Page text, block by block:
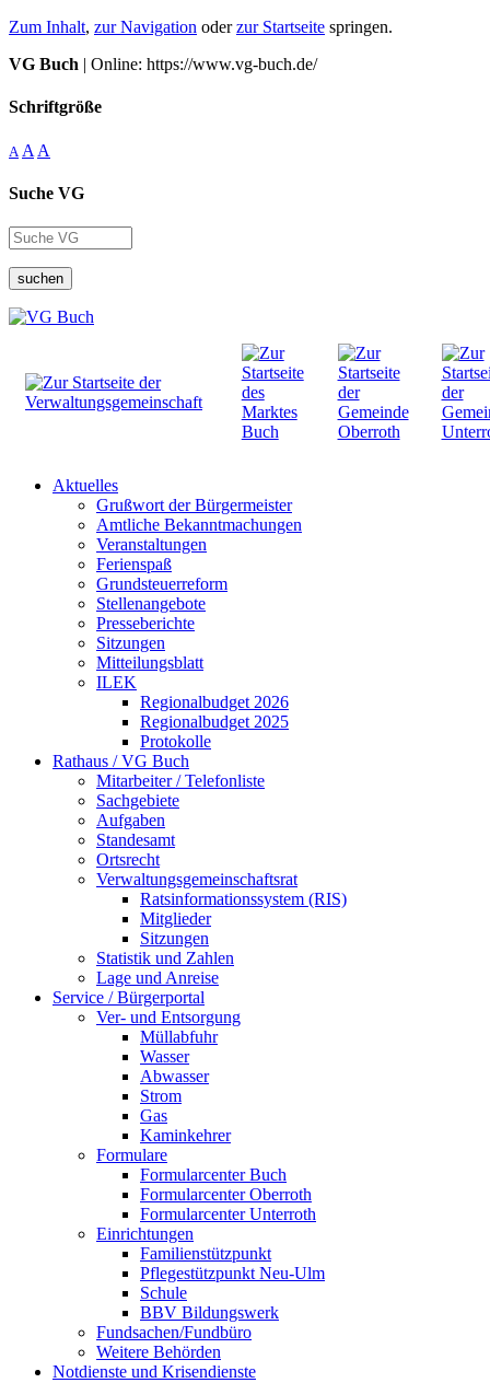
Zum Inhalt, zur Navigation oderzur Startseite springen.
VG Buch | Online: https://www.vg-buch.de/
Schriftgröße
A A A
Suche VG
suchen
Aktuelles
Grußwort der Bürgermeister
Amtliche Bekanntmachungen
Veranstaltungen
Ferienspaß
Grundsteuerreform
Stellenangebote
Presseberichte
Sitzungen
Mitteilungsblatt
ILEK
Regionalbudget 2026
Regionalbudget 2025
Protokolle
Rathaus / VG Buch
Mitarbeiter / Telefonliste
Sachgebiete
Aufgaben
Standesamt
Ortsrecht
Verwaltungsgemeinschaftsrat
Ratsinformationssystem (RIS)
Mitglieder
Sitzungen
Statistik und Zahlen
Lage und Anreise
Service / Bürgerportal
Ver- und Entsorgung
Müllabfuhr
Wasser
Abwasser
Strom
Gas
Kaminkehrer
Formulare
Formularcenter Buch
Formularcenter Oberroth
Formularcenter Unterroth
Einrichtungen
Familienstützpunkt
Pflegestützpunkt Neu-Ulm
Schule
BBV Bildungswerk
Fundsachen/Fundbüro
Weitere Behörden
Notdienste und Krisendienste